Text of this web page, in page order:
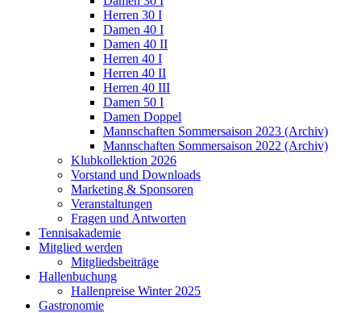
Herren 30 I
Damen 40 I
Damen 40 II
Herren 40 I
Herren 40 II
Herren 40 III
Damen 50 I
Damen Doppel
Mannschaften Sommersaison 2023 (Archiv)
Mannschaften Sommersaison 2022 (Archiv)
Klubkollektion 2026
Vorstand und Downloads
Marketing & Sponsoren
Veranstaltungen
Fragen und Antworten
Tennisakademie
Mitglied werden
Mitgliedsbeiträge
Hallenbuchung
Hallenpreise Winter 2025
Gastronomie